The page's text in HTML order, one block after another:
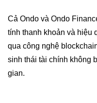
Cả Ondo và Ondo
tính thanh khoản và hiệu
qua công nghệ
sinh thái tài chính không
gian.